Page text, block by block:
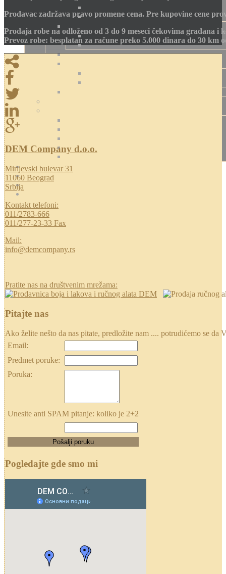
Prodavac zadržava pravo promene cena. Pre kupovine cene
Prodaja robe na odloženo od 3 do 9 meseci čekovima građana i
Prevoz robe: besplatan za račune preko 5.000 dinara do 30 km
DEM Company d.o.o.
Mirijevski bulevar 31
11060 Beograd
Srbija
Kontakt telefoni:
011/2783-666
011/277-23-33 Fax
Mail:
info@demcompany.rs
Pratite nas na društvenim mrežama:
Pitajte nas
Ako želite nešto da nas pitate, predložite nam .... potrudićemo se
Email:
Predmet poruke:
Poruka:
Unesite anti SPAM pitanje: koliko je 2+2
Pogledajte gde smo mi